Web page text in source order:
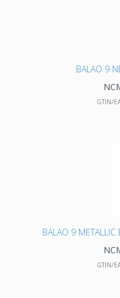
BALAO 9
GTIN/
BALAO 9
GTIN/